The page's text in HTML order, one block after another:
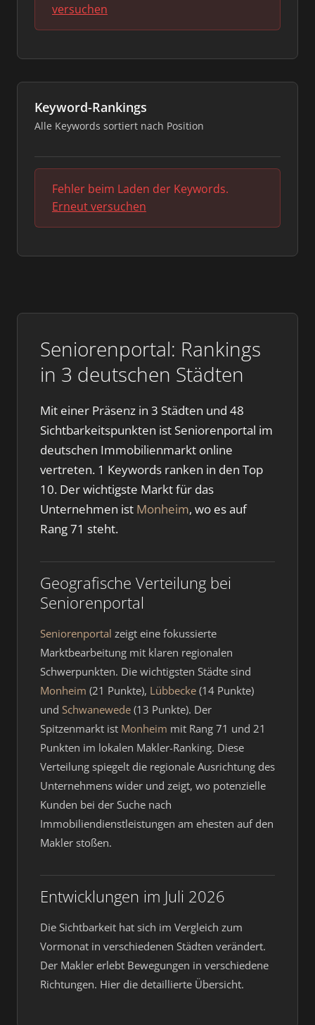
Seniorenportal: Rankings
in 3 deutschen Städten
Mit einer Präsenz in 3 Städten und 48
Sichtbarkeitspunkten ist Seniorenportal im
deutschen Immobilienmarkt online
vertreten. 1 Keywords ranken in den Top
10. Der wichtigste Markt für das
Unternehmen ist Monheim, wo es auf
Rang 71 steht.
Geografische Verteilung bei
Seniorenportal
Seniorenportal zeigt eine fokussierte
Marktbearbeitung mit klaren regionalen
Schwerpunkten. Die wichtigsten Städte sind
Monheim (21 Punkte), Lübbecke (14 Punkte)
und Schwanewede (13 Punkte). Der
Spitzenmarkt ist Monheim mit Rang 71 und 21
Punkten im lokalen Makler-Ranking. Diese
Verteilung spiegelt die regionale Ausrichtung des
Unternehmens wider und zeigt, wo potenzielle
Kunden bei der Suche nach
Immobiliendienstleistungen am ehesten auf den
Makler stoßen.
Entwicklungen im Juli 2026
Die Sichtbarkeit hat sich im Vergleich zum
Vormonat in verschiedenen Städten verändert.
Der Makler erlebt Bewegungen in verschiedene
Richtungen. Hier die detaillierte Übersicht.
versuchen
Keyword-Rankings
Alle Keywords sortiert nach Position
Fehler beim Laden der Keywords.
Erneut versuchen